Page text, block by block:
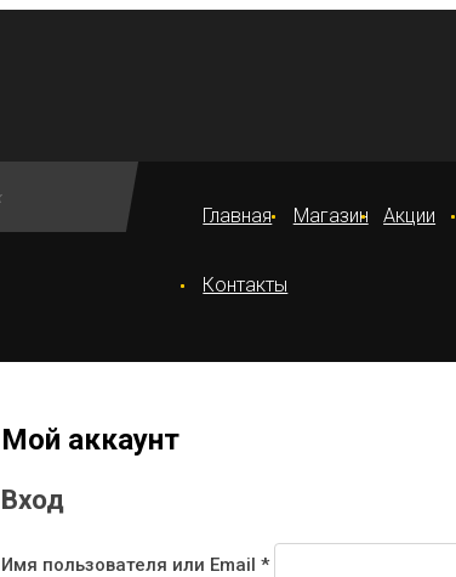
Главная Магазин Акции
Контакты
Мой аккаунт
Вход
Имя пользователя или Email *